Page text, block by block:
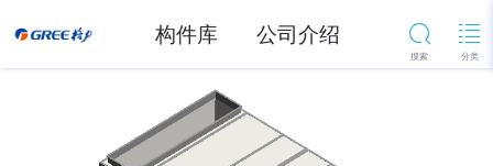
构件库 公司介绍